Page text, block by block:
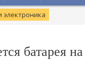
электроника
батарея